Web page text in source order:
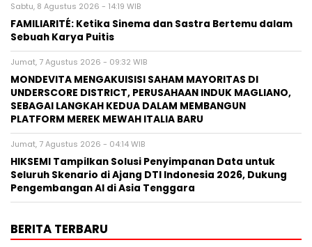
Sabtu, 8 Agustus 2026 - 14:19 WIB
FAMILIARITÉ: Ketika Sinema dan Sastra Bertemu dalam
Sebuah Karya Puitis
Jumat, 7 Agustus 2026 - 09:32 WIB
MONDEVITA MENGAKUISISI SAHAM MAYORITAS DI
UNDERSCORE DISTRICT, PERUSAHAAN INDUK MAGLIANO,
SEBAGAI LANGKAH KEDUA DALAM MEMBANGUN
PLATFORM MEREK MEWAH ITALIA BARU
Jumat, 7 Agustus 2026 - 04:14 WIB
HIKSEMI Tampilkan Solusi Penyimpanan Data untuk
Seluruh Skenario di Ajang DTI Indonesia 2026, Dukung
Pengembangan AI di Asia Tenggara
BERITA TERBARU